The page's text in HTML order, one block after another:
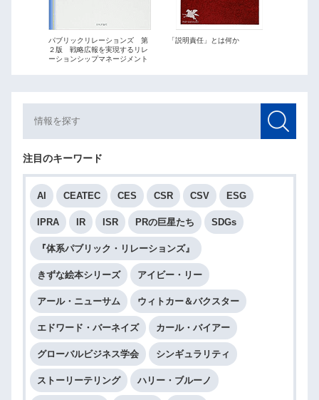
パブリックリレーションズ 第
２版 戦略広報を実現するリレ
ーションシップマネージメント
「説明責任」とは何か
注目のキーワード
AI CEATEC CES CSR CSV ESG
IPRA IR ISR PRの巨星たち SDGs
『体系パブリック・リレーションズ』
きずな絵本シリーズ アイビー・リー
アール・ニューサム ウィトカー＆バクスター
エドワード・バーネイズ カール・バイアー
グローバルビジネス学会 シンギュラリティ
ストーリーテリング ハリー・ブルーノ